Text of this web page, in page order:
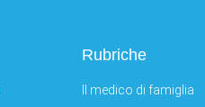
Rubriche
Il medico di famiglia